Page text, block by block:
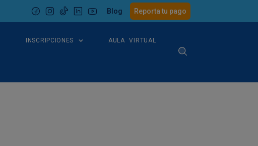
Blog Reporta tu pago
INSCRIPCIONES AULA VIRTUAL